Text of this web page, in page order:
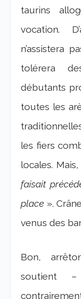
taurins
vocation.
n’assistera
tolérera
débutants
toutes les
les fiers
locales. Mais,
faisait
place ».
venus des
Bon,
soutient